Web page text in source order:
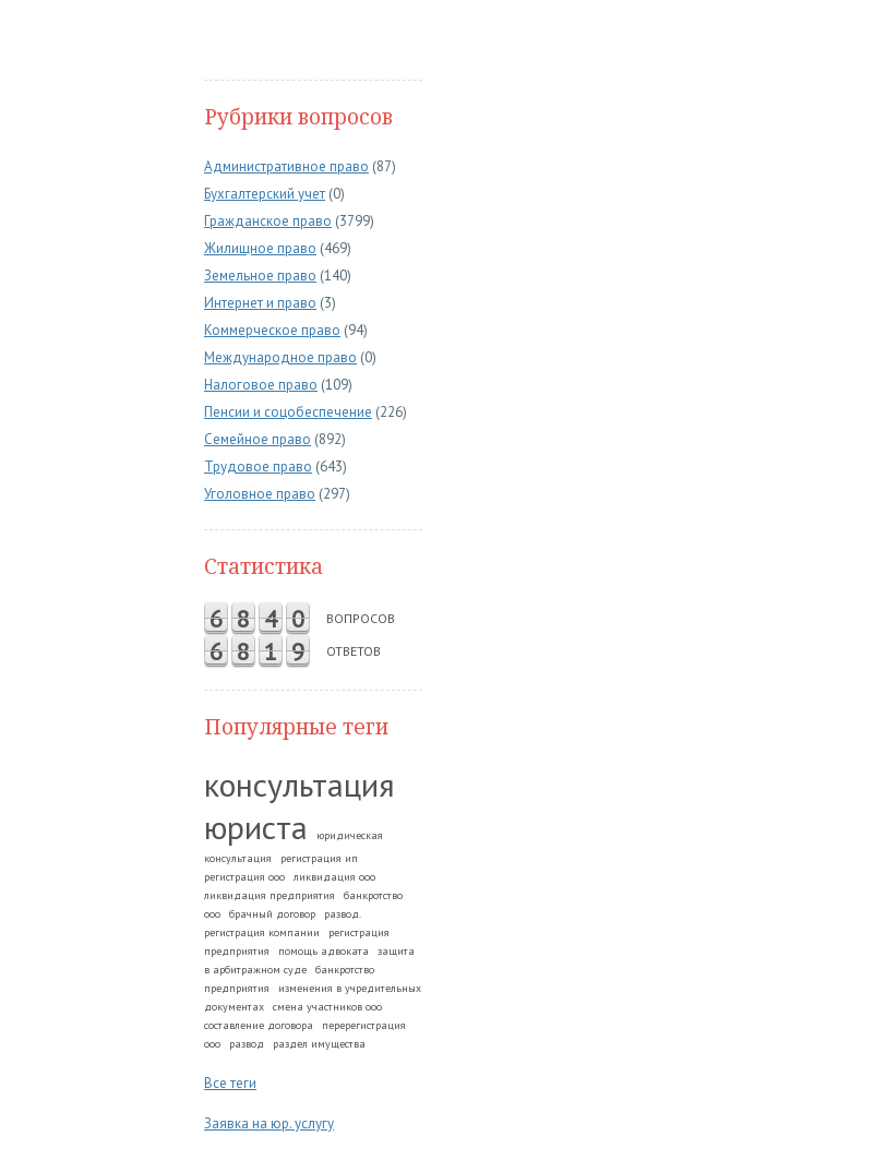
Рубрики вопросов
Административное право (87)
Бухгалтерский учет (0)
Гражданское право (3799)
Жилищное право (469)
Земельное право (140)
Интернет и право (3)
Коммерческое право (94)
Международное право (0)
Налоговое право (109)
Пенсии и соцобеспечение (226)
Семейное право (892)
Трудовое право (643)
Уголовное право (297)
Статистика
6 8 4 0 ВОПРОСОВ
6 8 1 9 ОТВЕТОВ
Популярные теги
консультация
юриста
юридическая
консультация
регистрация ип
регистрация ооо
ликвидация ооо
ликвидация предприятия
банкротство
ооо
брачный договор
развод.
регистрация компании
регистрация
предприятия
помощь адвоката
защита
в арбитражном суде
банкротство
предприятия
изменения в учредительных
документах
смена участников ооо
составление договора
перерегистрация
ооо
развод раздел имущества
Все теги
Заявка на юр. услугу